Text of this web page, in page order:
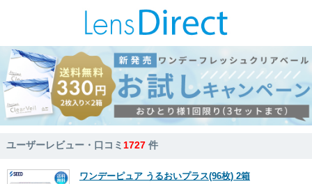
ユーザーレビュー・口コミ1727 件
ワンデーピュア うるおいプラス(96枚) 2箱